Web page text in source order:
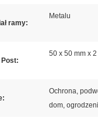
ramy:
Metalu
50 x 50 mm x
Ochrona,
dom,